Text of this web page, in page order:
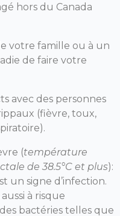
hors du Canada
votre famille ou à un
de faire votre
avec des personnes
(fièvre, toux,
(température
de 38.5°C et plus):
un signe d’infection.
à risque
bactéries telles que